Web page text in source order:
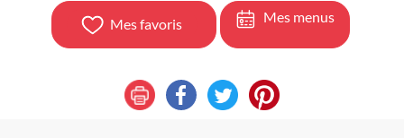
Mes favoris Mes menus